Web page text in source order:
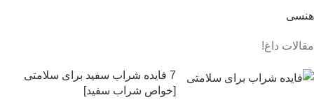
هنسی
مقالات داغ!
7 فایده شراب سفید برای سلامتی
[خواص شراب سفید]